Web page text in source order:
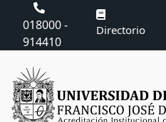
018000 -
914410
Directorio